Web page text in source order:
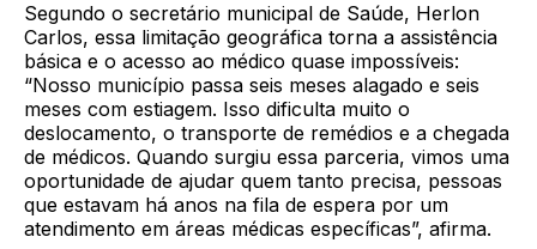
Segundo o secretário municipal de Saúde, Herlon
Carlos, essa limitação geográfica torna a assistência
básica e o acesso ao médico quase impossíveis:
“Nosso município passa seis meses alagado e seis
meses com estiagem. Isso dificulta muito o
deslocamento, o transporte de remédios e a chegada
de médicos. Quando surgiu essa parceria, vimos uma
oportunidade de ajudar quem tanto precisa, pessoas
que estavam há anos na fila de espera por um
atendimento em áreas médicas específicas”, afirma.